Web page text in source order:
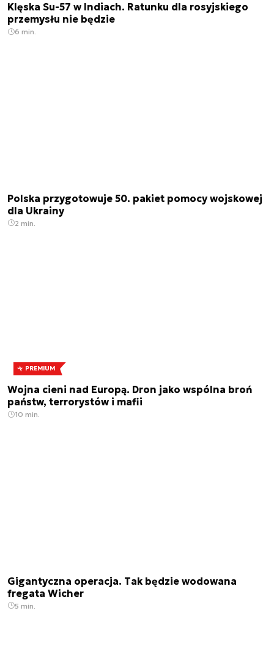
Klęska Su-57 w Indiach. Ratunku dla rosyjskiego
przemysłu nie będzie
6 min.
Polska przygotowuje 50. pakiet pomocy wojskowej
dla Ukrainy
2 min.
PREMIUM
Wojna cieni nad Europą. Dron jako wspólna broń
państw, terrorystów i mafii
10 min.
Gigantyczna operacja. Tak będzie wodowana
fregata Wicher
5 min.